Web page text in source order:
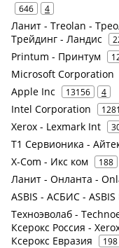
646 4
Ланит - Treolan -
Трейдинг - Ландис
Printum - Принтум
Microsoft Corporation
Apple Inc 13156 4
Intel Corporation
Xerox - Lexmark Int
Т1 Сервионика -
X-Com - Икс ком 188
Ланит - Онланта -
ASBIS - АСБИС -
Техноэволаб -
Ксерокс Россия -
Ксерокс Евразия
198